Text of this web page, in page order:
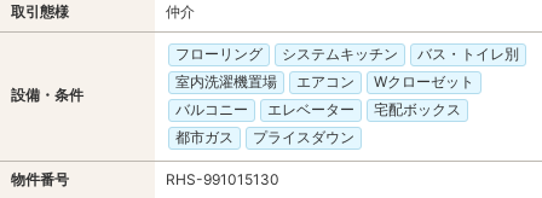
取引態様 仲介
設備・条件
フローリング システムキッチン
バス・トイレ別
室内洗濯機置場
エアコン
Wクローゼット
バルコニー
エレベーター
宅配ボックス
都市ガス
プライスダウン
物件番号 RHS-991015130